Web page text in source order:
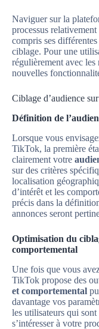
Naviguer sur la
processus
compris ses
ciblage. Pour une
régulièrement avec les
nouvelles
Ciblage d’audience
Définition de
Lorsque vous
TikTok, la première
clairement votre
sur des critères
localisation
d’intérêt et les
précis dans la
annonces seront
Optimisation du
comportemental
Une fois que vous
TikTok propose des
et comportemental
davantage vos
les utilisateurs qui
s’intéresser à votre